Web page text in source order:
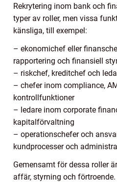
Rekrytering inom bank och
typer av roller, men vissa
känsliga, till exempel:
– ekonomichef eller
rapportering och finansiell
– riskchef, kreditchef och
– chefer inom compliance,
kontrollfunktioner
– ledare inom corporate
kapitalförvaltning
– operationschefer och
kundprocesser och
Gemensamt för dessa roller
affär, styrning och